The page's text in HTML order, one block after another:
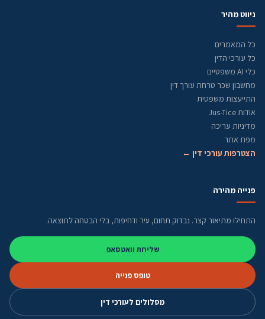
ניווט מהיר
כל המאמרים
כל עורכי הדין
כלי AI משפטיים
מחשבון שכר טרחת עורך דין
התייעצות משפטית
אודות Jus-Tice
מדיניות עריכה
מפת אתר
הצטרפות עורכי דין ←
פנייה מהירה
התחילו מתיאור קצר. נבדוק תחום, עיר ודחיפות, בלי הבטחה לתוצאה.
שליחת וואטסאפ
טופס פנייה
מסלולים לעורכי דין